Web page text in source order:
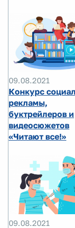
09.08.2021
Конкурс
рекламы,
буктрейлеров и
видеосюжетов
«Читают все!»
09.08.2021